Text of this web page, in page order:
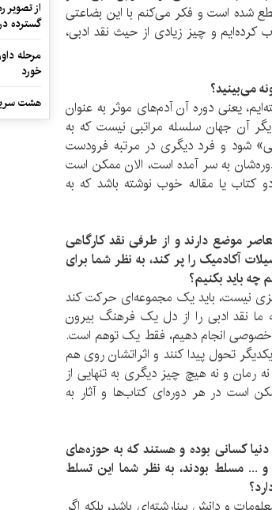
شده است و فکر می‌کنم با این بضاعتی
و چیز زیادی از حیث نقد ادبی،
می‌بینید؟
یعنی دوره آن آدم‌های موثر به عنوان
آن جهان سلسله مراتبی نیست که به
شود و فرد دیگری در مرتبه فرودست
دوره‌شان به سر آمده است، الان ممکن است
یا مقاله خوب نوشته باشد که به
موضع دارند و از طرفی نقد کارگاهی
آکادمیک را پر کند، به نظر شما برای
چه باید بکنیم؟
نیست، باید یک مجموعه‌ای حرکت کند
ما نقد ادبی را از دل یک فرهنگ بیرون
خصوصی انجام دهیم، فقط یک توهم است.
تحول پیدا کنند و اثراتشان روی هم
رمان و نه هیچ چیز دیگری به تنهایی از
است در هر دوره‌ای کتاب‌ها و آثار به
کسانی بوده و هستند که به حوزه‌های
و ... مسلط بودند، به نظر شما این تسلط
از
گسترده
مرحله
خورد
هشت